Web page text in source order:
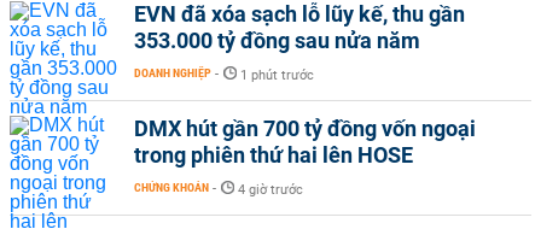
EVN đã xóa sạch lỗ lũy kế, thu gần
353.000 tỷ đồng sau nửa năm
DOANH NGHIỆP - 1 phút trước
DMX hút gần 700 tỷ đồng vốn ngoại
trong phiên thứ hai lên HOSE
CHỨNG KHOÁN - 4 giờ trước